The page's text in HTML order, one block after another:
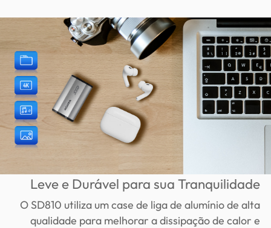
Leve e Durável para sua Tranquilidade
O SD810 utiliza um case de liga de alumínio de alta
qualidade para melhorar a dissipação de calor e